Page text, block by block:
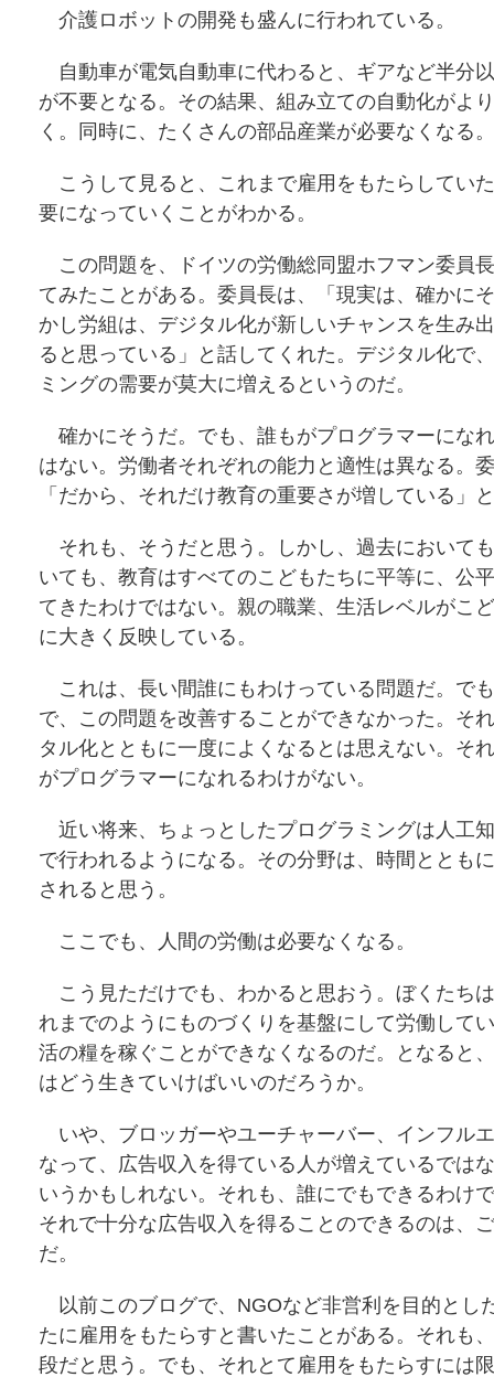
介護ロボットの開発も盛んに行われている。
自動車が電気自動車に代わると、ギアなど半分
が不要となる。その結果、組み立ての自動化がよ
く。同時に、たくさんの部品産業が必要なくなる。
こうして見ると、これまで雇用をもたらしてい
要になっていくことがわかる。
この問題を、ドイツの労働総同盟ホフマン委員
てみたことがある。委員長は、「現実は、確かに
かし労組は、デジタル化が新しいチャンスを生み
ると思っている」と話してくれた。デジタル化で
ミングの需要が莫大に増えるというのだ。
確かにそうだ。でも、誰もがプログラマーにな
はない。労働者それぞれの能力と適性は異なる。
「だから、それだけ教育の重要さが増している」
それも、そうだと思う。しかし、過去において
いても、教育はすべてのこどもたちに平等に、公
てきたわけではない。親の職業、生活レベルがこ
に大きく反映している。
これは、長い間誰にもわけっている問題だ。で
で、この問題を改善することができなかった。そ
タル化とともに一度によくなるとは思えない。そ
がプログラマーになれるわけがない。
近い将来、ちょっとしたプログラミングは人工
で行われるようになる。その分野は、時間ととも
されると思う。
ここでも、人間の労働は必要なくなる。
こう見ただけでも、わかると思おう。ぼくたち
れまでのようにものづくりを基盤にして労働して
活の糧を稼ぐことができなくなるのだ。となると
はどう生きていけばいいのだろうか。
いや、ブロッガーやユーチャーバー、インフル
なって、広告収入を得ている人が増えているでは
いうかもしれない。それも、誰にでもできるわけ
それで十分な広告収入を得ることのできるのは、
だ。
以前このブログで、NGOなど非営利を目的とし
たに雇用をもたらすと書いたことがある。それも
段だと思う。でも、それとて雇用をもたらすには